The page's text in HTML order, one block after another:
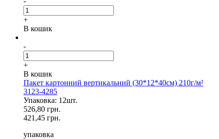
+
В кошик
-
+
В кошик
Пакет картонний вертикальний (30*12*40см) 210г/м²
3123-4285
Упаковка: 12шт.
526,80 грн.
421,45 грн.
упаковка